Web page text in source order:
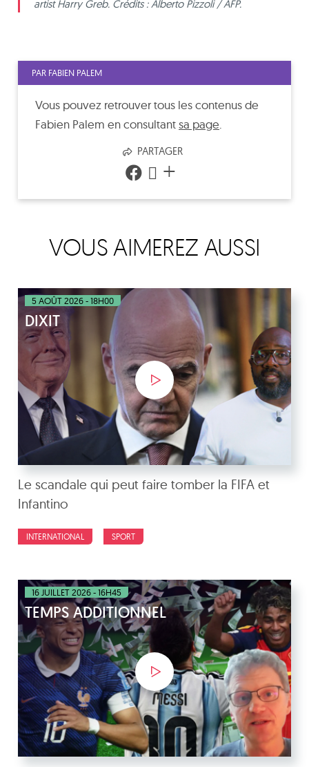
artist Harry Greb. Crédits : Alberto Pizzoli / AFP.
PAR FABIEN PALEM
Vous pouvez retrouver tous les contenus de
Fabien Palem en consultantsa page.
PARTAGER
+
VOUS AIMEREZ AUSSI
5 AOÛT 2026 - 18H00
DIXIT
Le scandale qui peut faire tomber la FIFA et
Infantino
INTERNATIONAL SPORT
16 JUILLET 2026 - 16H45
TEMPS ADDITIONNEL